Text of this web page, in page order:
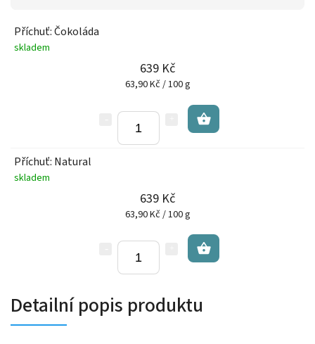
Příchuť: Čokoláda
skladem
639 Kč
63,90 Kč / 100 g
Příchuť: Natural
skladem
639 Kč
63,90 Kč / 100 g
Detailní popis produktu